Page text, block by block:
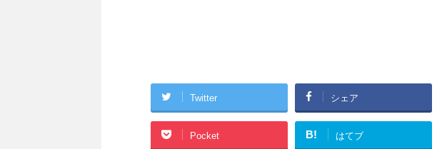
Twitter シェア
Pocket B! はてブ